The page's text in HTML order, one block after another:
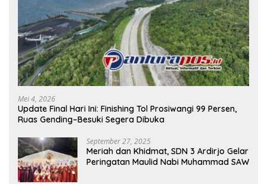
Mei 4, 2026
Update Final Hari Ini: Finishing Tol Prosiwangi 99 Persen,
Ruas Gending–Besuki Segera Dibuka
September 27, 2025
Meriah dan Khidmat, SDN 3 Ardirjo Gelar
Peringatan Maulid Nabi Muhammad SAW